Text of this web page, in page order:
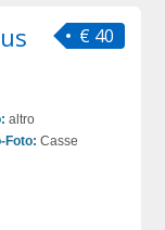
€ 40
altro
Foto: Casse